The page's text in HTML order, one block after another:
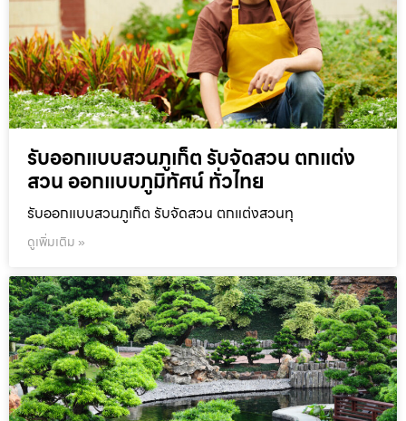
รับออกแบบสวนภูเก็ต รับจัดสวน ตกแต่ง
สวน ออกแบบภูมิทัศน์ ทั่วไทย
รับออกแบบสวนภูเก็ต รับจัดสวน ตกแต่งสวนทุ
ดูเพิ่มเติม »